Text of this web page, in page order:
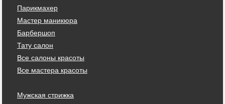
Парикмахер
Мастер маникюра
Барбершоп
Тату салон
Все салоны красоты
Все мастера красоты
Мужская стрижка